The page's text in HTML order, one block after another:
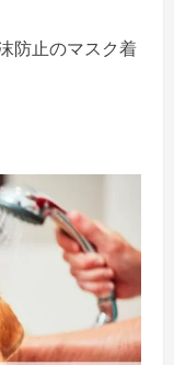
防止のマスク着